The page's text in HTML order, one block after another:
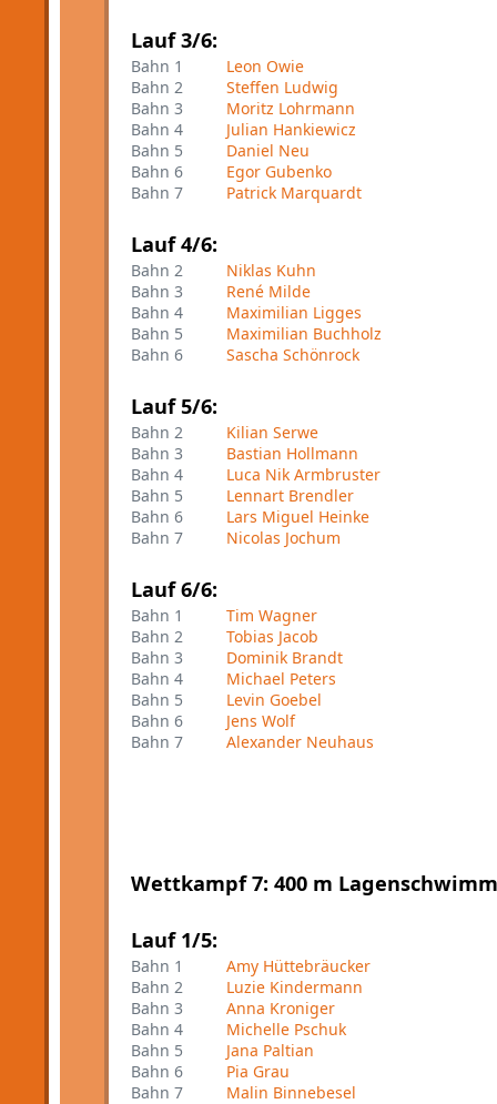
Lauf 3/6:
Bahn 1
Leon Owie
Bahn 2
Steffen Ludwig
Bahn 3
Moritz Lohrmann
Bahn 4
Julian Hankiewicz
Bahn 5
Daniel Neu
Bahn 6
Egor Gubenko
Bahn 7
Patrick Marquardt
Lauf 4/6:
Bahn 2
Niklas Kuhn
Bahn 3
René Milde
Bahn 4
Maximilian Ligges
Bahn 5
Maximilian Buchholz
Bahn 6
Sascha Schönrock
Lauf 5/6:
Bahn 2
Kilian Serwe
Bahn 3
Bastian Hollmann
Bahn 4
Luca Nik Armbruster
Bahn 5
Lennart Brendler
Bahn 6
Lars Miguel Heinke
Bahn 7
Nicolas Jochum
Lauf 6/6:
Bahn 1
Tim Wagner
Bahn 2
Tobias Jacob
Bahn 3
Dominik Brandt
Bahn 4
Michael Peters
Bahn 5
Levin Goebel
Bahn 6
Jens Wolf
Bahn 7
Alexander Neuhaus
Wettkampf 7: 400 m
Lauf 1/5:
Bahn 1
Amy Hüttebräucker
Bahn 2
Luzie Kindermann
Bahn 3
Anna Kroniger
Bahn 4
Michelle Pschuk
Bahn 5
Jana Paltian
Bahn 6
Pia Grau
Bahn 7
Malin Binnebesel